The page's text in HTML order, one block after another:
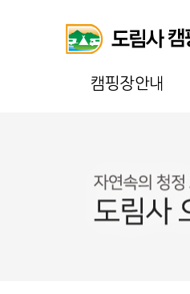
캠핑장안내